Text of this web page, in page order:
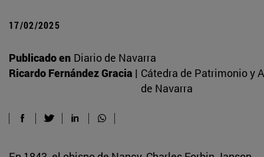
17/02/2025
Publicado en Diario de Navarra
Ricardo Fernández Gracia | Cátedra de Patrimonio y
de Navarra